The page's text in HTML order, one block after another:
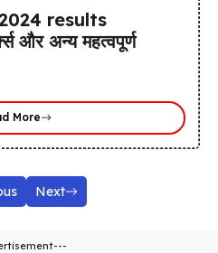
results
और अन्य महत्वपूर्ण
More
Next